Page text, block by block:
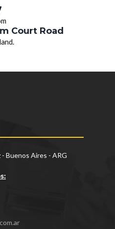
Court Road
Buenos Aires - ARG